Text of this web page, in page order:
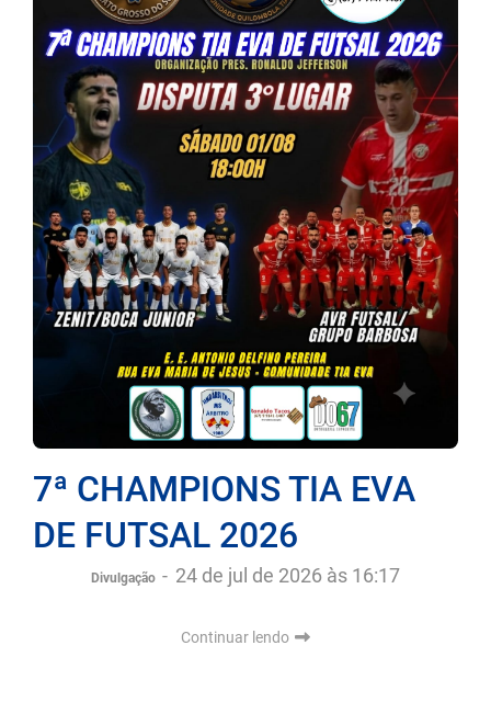
7ª CHAMPIONS TIA EVA
DE FUTSAL 2026
Divulgação - 24 de jul de 2026 às 16:17
Continuar lendo